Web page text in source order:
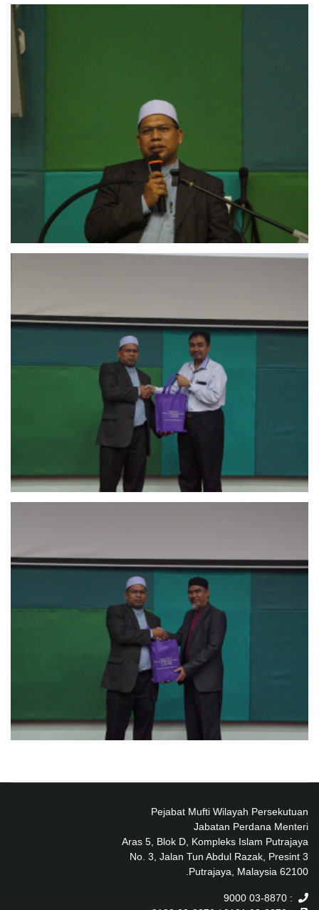
Pejabat Mufti Wilayah Persekutuan
Jabatan Perdana Menteri
Aras 5, Blok D, Kompleks Islam Putrajaya
No. 3, Jalan Tun Abdul Razak, Presint 3
62100 Putrajaya, Malaysia.
: 03-8870 9000